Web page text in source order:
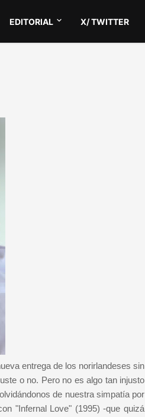
EDITORIAL X/ TWITTER
entrega de los norirlandeses sin
o no. Pero no es algo tan injusto
de nuestra simpatía por
"Infernal Love" (1995) -que quizá